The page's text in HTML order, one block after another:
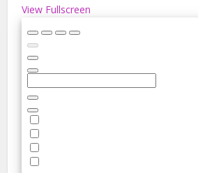
View Fullscreen
Skip
to
PDF
content